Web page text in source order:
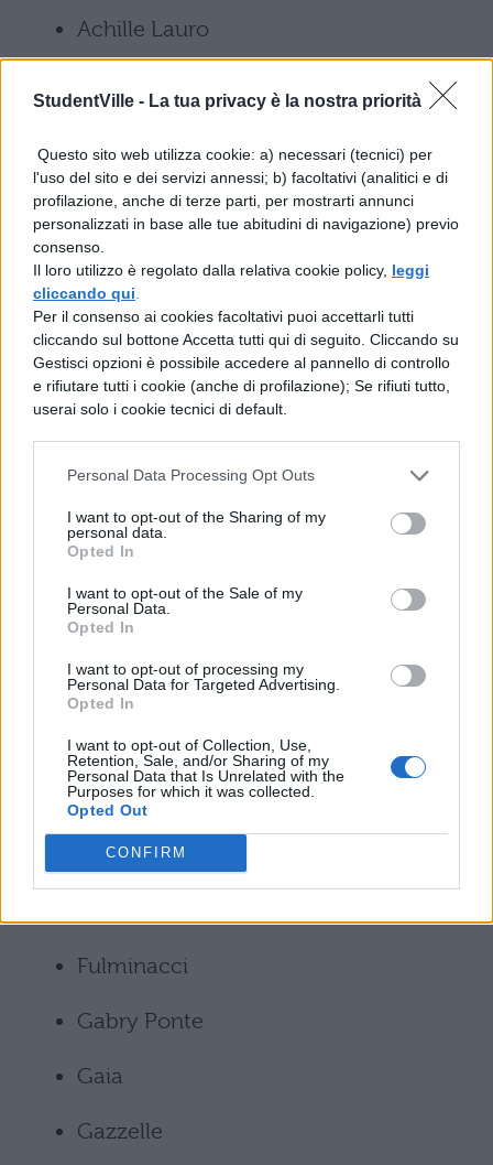
StudentVille - La tua privacy è la nostra priorità
Questo sito web utilizza cookie: a) necessari (tecnici) per
l'uso del sito e dei servizi annessi; b) facoltativi (analitici e di
profilazione, anche di terze parti, per mostrarti annunci
personalizzati in base alle tue abitudini di navigazione) previo
consenso.
Il loro utilizzo è regolato dalla relativa cookie policy, leggi
cliccando qui
Per il consenso ai cookies facoltativi puoi accettarli tutti
cliccando sul bottone Accetta tutti qui di seguito. Cliccando su
Gestisci opzioni è possibile accedere al pannello di controllo
e rifiutare tutti i cookie (anche di profilazione); Se rifiuti tutto,
userai solo i cookie tecnici di default.
Personal Data Processing Opt Outs
I want to opt-out of the Sharing of my
personal data.
Opted In
I want to opt-out of the Sale of my
Personal Data.
Opted In
I want to opt-out of processing my
Personal Data for Targeted Advertising.
Opted In
I want to opt-out of Collection, Use,
Retention, Sale, and/or Sharing of my
Personal Data that Is Unrelated with the
Purposes for which it was collected.
Opted Out
CONFIRM
Achille Lauro
Anna and Vulkan
Anna Carol
Anna Castiglia
Arisa
Bambole di Pezza
Brunori Sas
Carl Brave
Dente
Ele A
Elodie
Eugenio in Via di Gioia
Federica Abbate
Fulminacci
Gabry Ponte
Gaia
Gazzelle